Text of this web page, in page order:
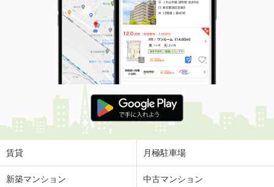
賃貸 月極駐車場
新築マンション 中古マンション